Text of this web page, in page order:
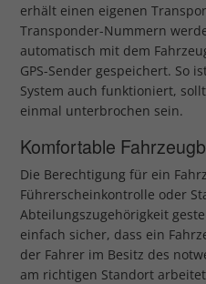
erhält einen eigenen
Transponder-Nummern
automatisch mit dem
GPS-Sender gespeichert. So
System auch funktioniert,
einmal unterbrochen sein.
Komfortable
Die Berechtigung für ein
Führerscheinkontrolle oder
Abteilungszugehörigkeit
einfach sicher, dass ein
der Fahrer im Besitz des
am richtigen Standort